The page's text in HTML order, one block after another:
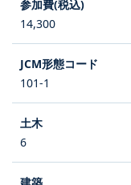
14,300
101-1
6